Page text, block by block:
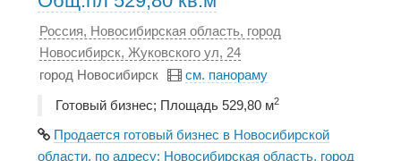
Россия, Новосибирская область, город
Новосибирск, Жуковского ул, 24
город Новосибирск
см. панораму
Готовый бизнес; Площадь 529,80 м2
Продается готовый бизнес в Новосибирской
области, по адресу: Новосибирская область, город